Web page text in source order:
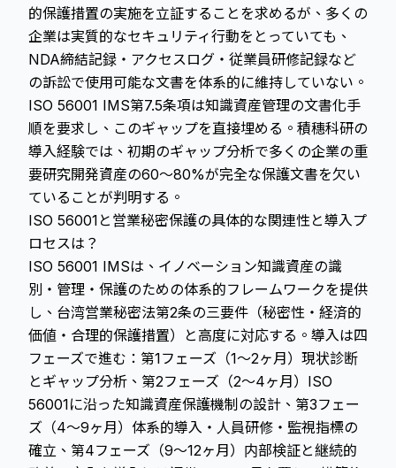
的保護措置の実施を立証することを求めるが、多くの
企業は実質的なセキュリティ行動をとっていても、
NDA締結記録・アクセスログ・従業員研修記録など
の訴訟で使用可能な文書を体系的に維持していない。
ISO 56001 IMS第7.5条項は知識資産管理の文書化手
順を要求し、このギャップを直接埋める。積穗科研の
導入経験では、初期のギャップ分析で多くの企業の重
要研究開発資産の60〜80%が完全な保護文書を欠い
ていることが判明する。
ISO 56001と営業秘密保護の具体的な関連性と導入プ
ロセスは？
ISO 56001 IMSは、イノベーション知識資産の識
別・管理・保護のための体系的フレームワークを提供
し、台湾営業秘密法第2条の三要件（秘密性・経済的
価値・合理的保護措置）と高度に対応する。導入は四
フェーズで進む：第1フェーズ（1〜2ヶ月）現状診断
とギャップ分析、第2フェーズ（2〜4ヶ月）ISO
56001に沿った知識資産保護機制の設計、第3フェー
ズ（4〜9ヶ月）体系的導入・人員研修・監視指標の
確立、第4フェーズ（9〜12ヶ月）内部検証と継続的